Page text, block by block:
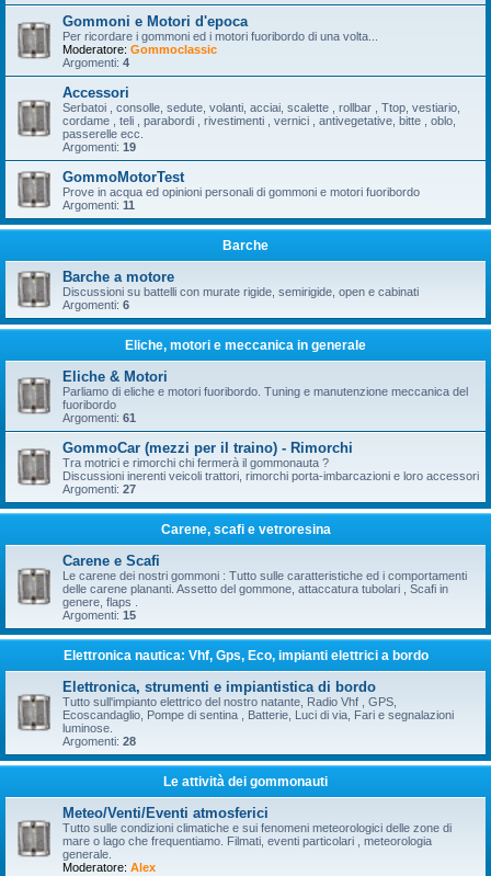
Gommoni e Motori d'epoca
Per ricordare i gommoni ed i motori fuoribordo di una volta...
Moderatore: Gommoclassic
Argomenti: 4
Accessori
Serbatoi , consolle, sedute, volanti, acciai, scalette , rollbar , Ttop, vestiario,
cordame , teli , parabordi , rivestimenti , vernici , antivegetative, bitte , oblo,
passerelle ecc.
Argomenti: 19
GommoMotorTest
Prove in acqua ed opinioni personali di gommoni e motori fuoribordo
Argomenti: 11
Barche
Barche a motore
Discussioni su battelli con murate rigide, semirigide, open e cabinati
Argomenti: 6
Eliche, motori e meccanica in generale
Eliche & Motori
Parliamo di eliche e motori fuoribordo. Tuning e manutenzione meccanica del
fuoribordo
Argomenti: 61
GommoCar (mezzi per il traino) - Rimorchi
Tra motrici e rimorchi chi fermerà il gommonauta ?
Discussioni inerenti veicoli trattori, rimorchi porta-imbarcazioni e loro accessori
Argomenti: 27
Carene, scafi e vetroresina
Carene e Scafi
Le carene dei nostri gommoni : Tutto sulle caratteristiche ed i comportamenti
delle carene plananti. Assetto del gommone, attaccatura tubolari , Scafi in
genere, flaps .
Argomenti: 15
Elettronica nautica: Vhf, Gps, Eco, impianti elettrici a bordo
Elettronica, strumenti e impiantistica di bordo
Tutto sull'impianto elettrico del nostro natante, Radio Vhf , GPS,
Ecoscandaglio, Pompe di sentina , Batterie, Luci di via, Fari e segnalazioni
luminose.
Argomenti: 28
Le attività dei gommonauti
Meteo/Venti/Eventi atmosferici
Tutto sulle condizioni climatiche e sui fenomeni meteorologici delle zone di
mare o lago che frequentiamo. Filmati, eventi particolari , meteorologia
generale.
Moderatore: Alex